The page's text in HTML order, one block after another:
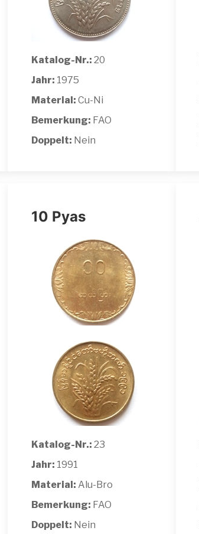
Katalog-Nr.: 20
Jahr: 1975
Material: Cu-Ni
Bemerkung: FAO
Doppelt: Nein
10 Pyas
Katalog-Nr.: 23
Jahr: 1991
Material: Alu-Bro
Bemerkung: FAO
Doppelt: Nein